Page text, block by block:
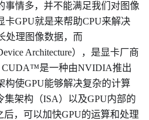
事情多，并不能满足我们对图像
卡GPU就是来帮助CPU来解决
处理图像数据，而
Architecture），是显卡厂商
是一种由NVIDIA推出
构使GPU能够解决复杂的计算
架构（ISA）以及GPU内部的
后，可以加快GPU的运算和处理